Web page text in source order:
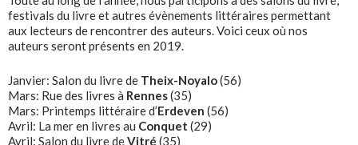
festivals du livre et autres évènements littéraires permettant
aux lecteurs de rencontrer des auteurs. Voici ceux où nos
auteurs seront présents en 2019.
Janvier: Salon du livre de Theix-Noyalo(56)
Mars: Rue des livres à Rennes(35)
Mars: Printemps littéraire d’Erdeven (56)
Avril: La mer en livres au Conquet (29)
Avril: Salon du livre deVitré (35)